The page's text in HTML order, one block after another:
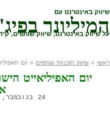
שיווק באינטרנט עם
המיליונר
על שיווק באינטרנט, שיווק שותפים,
ראשי » שיווק תוכניות שותפים » יום
יום האפיליאייט
24 בנובמבר, 2010,